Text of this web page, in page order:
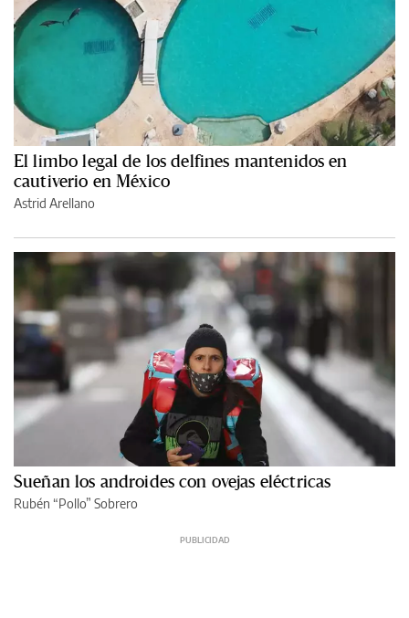
El limbo legal de los delfines mantenidos en
cautiverio en México
Astrid Arellano
Sueñan los androides con ovejas eléctricas
Rubén “Pollo” Sobrero